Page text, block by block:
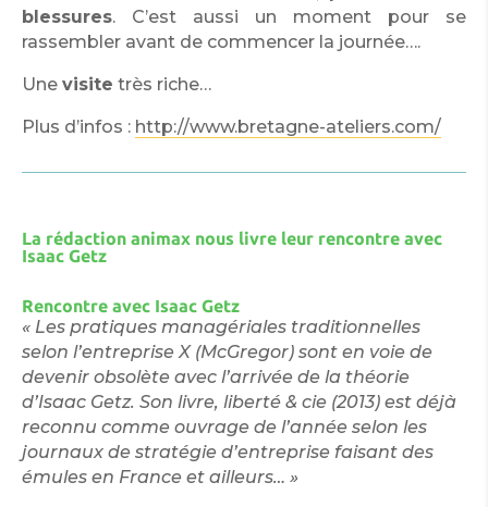
blessures. C’est aussi un moment pour se
rassembler avant de commencer la journée….
Une visite très riche…
Plus d’infos : http://www.bretagne-ateliers.com/
La rédaction animax nous livre leur rencontre avec
Isaac Getz
Rencontre avec Isaac Getz
« Les pratiques managériales traditionnelles
selon l’entreprise X (McGregor) sont en voie de
devenir obsolète avec l’arrivée de la théorie
d’Isaac Getz. Son livre, liberté & cie (2013) est déjà
reconnu comme ouvrage de l’année selon les
journaux de stratégie d’entreprise faisant des
émules en France et ailleurs… »